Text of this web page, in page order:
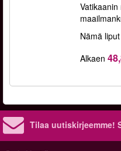
Nämä
Alkaen
Tilaa uutiskirjeemme!